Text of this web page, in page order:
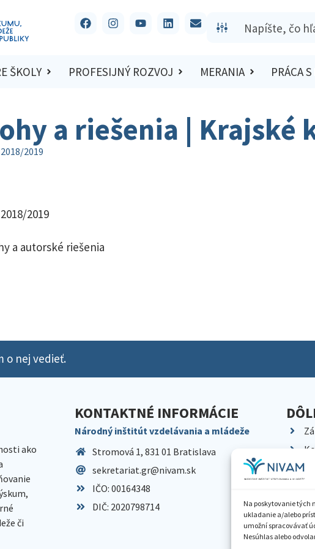
Na poskytovanie tých
ukladanie a/alebo
umožní spracovávať
Nesúhlas alebo
ŠKOLY PROFESIJNÝ ROZVOJ MERANIA PRÁCA
a riešenia | Krajské
2019
2019
a autorské riešenia
o nej vedieť.
ako
či
KONTAKTNÉ INFORMÁCIE
Národný inštitút vzdelávania a mládeže
Stromová 1, 831 01 Bratislava
sekretariat.gr@nivam.sk
IČO: 00164348
DIČ: 2020798714